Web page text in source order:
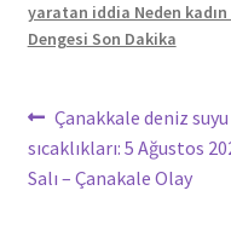
yaratan iddia Neden
Dengesi Son Dakika
Yazı
gezinmesi
Önceki
yazı:
Çanakkale deniz suyu
sıcaklıkları: 5 Ağustos
Salı – Çanakale Olay